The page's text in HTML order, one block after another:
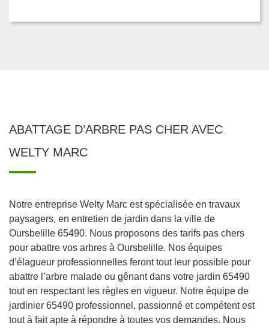
ABATTAGE D’ARBRE PAS CHER AVEC
WELTY MARC
Notre entreprise Welty Marc est spécialisée en travaux
paysagers, en entretien de jardin dans la ville de
Oursbelille 65490. Nous proposons des tarifs pas chers
pour abattre vos arbres à Oursbelille. Nos équipes
d’élagueur professionnelles feront tout leur possible pour
abattre l’arbre malade ou gênant dans votre jardin 65490
tout en respectant les règles en vigueur. Notre équipe de
jardinier 65490 professionnel, passionné et compétent est
tout à fait apte à répondre à toutes vos demandes. Nous